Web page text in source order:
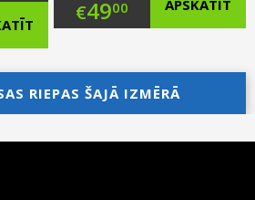
Original
was:
€89.00.
€4900
price
is:
€49.00.
APSKATĪT
RIEPAS ŠAJĀ IZMĒRĀ